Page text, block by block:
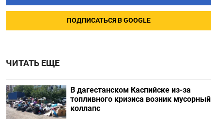
ПОДПИСАТЬСЯ В GOOGLE
ЧИТАТЬ ЕЩЕ
В дагестанском Каспийске из-за
топливного кризиса возник мусорный
коллапс